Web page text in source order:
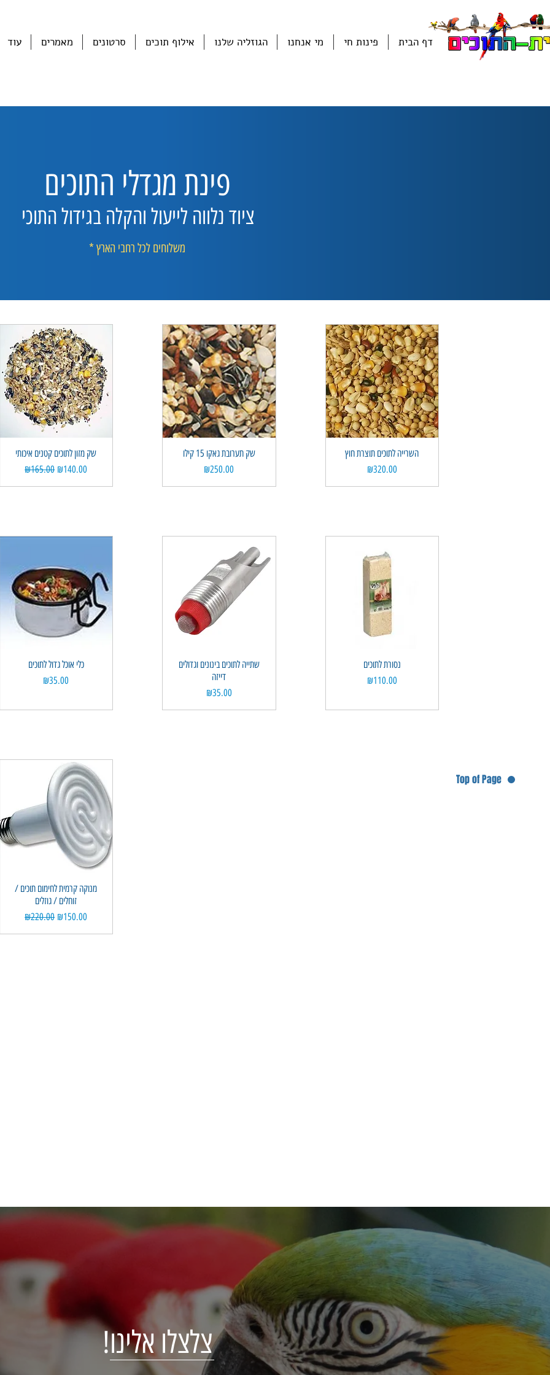
דף הבית פינות חי מי אנחנו הגוזליה שלנו אילוף תוכים סרטונים מאמרים עוד
Top of Page
פינת מגדלי התוכים
ציוד נלווה לייעול והקלה בגידול התוכי
Quick View
שק מזון לתוכים קטנים איכותי
Regular Price
₪165.00 Sale Price
₪140.00
Quick View
שק תערובת גאקו 15 קילו
Price
₪250.00
Quick View
השרייה לתוכים תוצרת חוץ
Price
₪320.00
Quick View
כלי אוכל גדול לתוכים
Price
₪35.00
Quick View
שתייה לתוכים בינונים וגדולים
דייזה
Price
₪35.00
Quick View
נסורת לתוכים
Price
₪110.00
Quick View
מנוקה קרמית לחימום תוכים /
זוחלים / גוזלים
Regular Price
₪220.00 Sale Price
₪150.00
משלוחים לכל רחבי הארץ *
צלצלו אלינו!